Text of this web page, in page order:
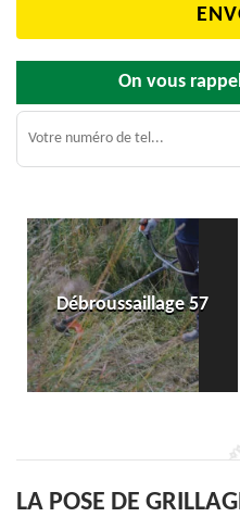
On vous
Débroussaillage 57
LA POSE DE